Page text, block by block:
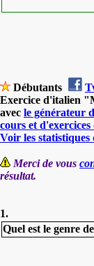
Débutants
Exercice d'italien
avec le générateur
cours et d'exercices
Voir les statistiques
Merci de vous
résultat.
1.
Quel est le genre